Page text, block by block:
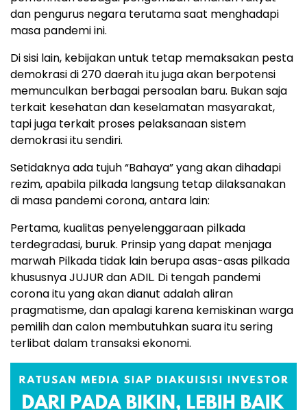
dan pengurus negara terutama saat menghadapi
masa pandemi ini.
Di sisi lain, kebijakan untuk tetap memaksakan pesta
demokrasi di 270 daerah itu juga akan berpotensi
memunculkan berbagai persoalan baru. Bukan saja
terkait kesehatan dan keselamatan masyarakat,
tapi juga terkait proses pelaksanaan sistem
demokrasi itu sendiri.
Setidaknya ada tujuh “Bahaya” yang akan dihadapi
rezim, apabila pilkada langsung tetap dilaksanakan
di masa pandemi corona, antara lain:
Pertama, kualitas penyelenggaraan pilkada
terdegradasi, buruk. Prinsip yang dapat menjaga
marwah Pilkada tidak lain berupa asas-asas pilkada
khususnya JUJUR dan ADIL. Di tengah pandemi
corona itu yang akan dianut adalah aliran
pragmatisme, dan apalagi karena kemiskinan warga
pemilih dan calon membutuhkan suara itu sering
terlibat dalam transaksi ekonomi.